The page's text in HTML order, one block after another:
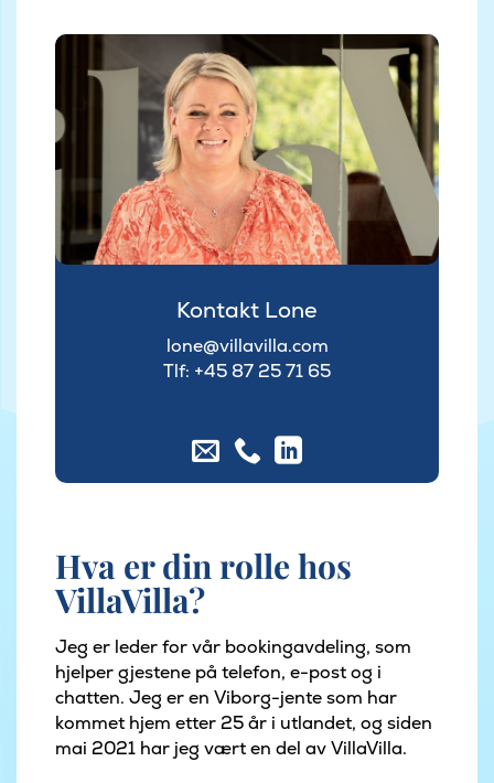
Kontakt Lone
lone@villavilla.com
Tlf: +45 87 25 71 65
Hva er din rolle hos
VillaVilla?
Jeg er leder for vår bookingavdeling, som
hjelper gjestene på telefon, e-post og i
chatten. Jeg er en Viborg-jente som har
kommet hjem etter 25 år i utlandet, og siden
mai 2021 har jeg vært en del av VillaVilla.